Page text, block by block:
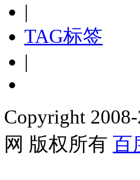
|
TAG标签
|
Copyright
网 版权所有 百